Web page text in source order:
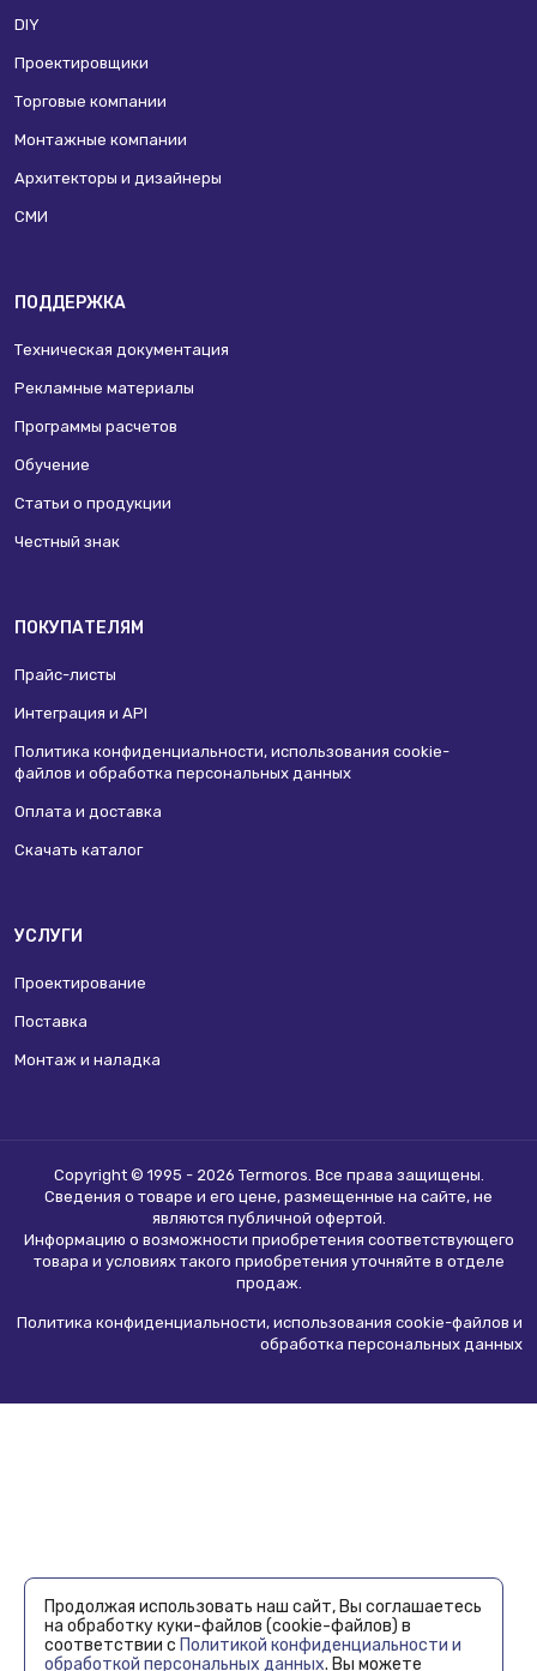
DIY
Проектировщики
Торговые компании
Монтажные компании
Архитекторы и дизайнеры
СМИ
ПОДДЕРЖКА
Техническая документация
Рекламные материалы
Программы расчетов
Обучение
Статьи о продукции
Честный знак
ПОКУПАТЕЛЯМ
Прайс-листы
Интеграция и API
Политика конфиденциальности, использования сookie-
файлов и обработка персональных данных
Оплата и доставка
Скачать каталог
УСЛУГИ
Проектирование
Поставка
Монтаж и наладка
Copyright © 1995 - 2026 Termoros. Все права защищены.
Сведения о товаре и его цене, размещенные на сайте, не
являются публичной офертой.
Информацию о возможности приобретения соответствующего
товара и условиях такого приобретения уточняйте в отделе
продаж.
Политика конфиденциальности, использования сookie-файлов и
обработка персональных данных
Продолжая использовать наш сайт, Вы соглашаетесь
на обработку куки-файлов (cookie-файлов) в
соответствии с Политикой конфиденциальности и
обработкой персональных данных. Вы можете